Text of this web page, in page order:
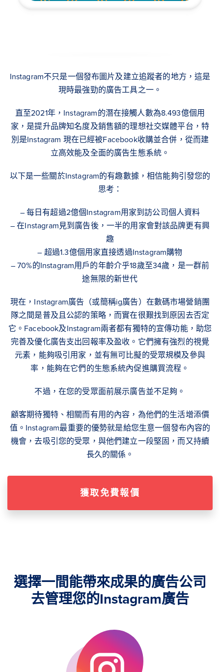
Instagram不只是一個發布圖片及建立追蹤者的地方，這是
現時最強勁的廣告工具之一。
直至2021年，Instagram的潛在接觸人數為8.493億個用
家，是提升品牌知名度及銷售額的理想社交媒體平台，特
別是Instagram 現在已經被Facebook收購並合併，從而建
立高效能及全面的廣告生態系統。
以下是一些關於Instagram的有趣數據，相信能夠引發您的
思考：
– 每日有超過2億個Instagram用家到訪公司個人資料
– 在Instagram見到廣告後，一半的用家會對該品牌更有興
趣
– 超過1.3億個用家直接透過Instagram購物
– 70%的Instagram用戶的年齡介乎18歲至34歲，是一群前
途無限的新世代
現在，Instagram廣告（或簡稱ig廣告）在數碼市場營銷團
隊之間是普及且公認的策略，而實在很艱找到原因去否定
它。Facebook及Instagram兩者都有獨特的宣傳功能，助您
完善及優化廣告支出回報率及盈收。它們擁有強烈的視覺
元素，能夠吸引用家，並有無可比擬的受眾規模及參與
率，能夠在它們的生態系統內促進購買流程。
不過，在您的受眾面前展示廣告並不足夠。
顧客期待獨特、相關而有用的內容，為他們的生活增添價
值。Instagram最重要的優勢就是給您生意一個發布內容的
機會，去吸引您的受眾，與他們建立一段堅固，而又持續
長久的關係。
獲取免費報價
選擇一間能帶來成果的廣告公司
去管理您的Instagram廣告